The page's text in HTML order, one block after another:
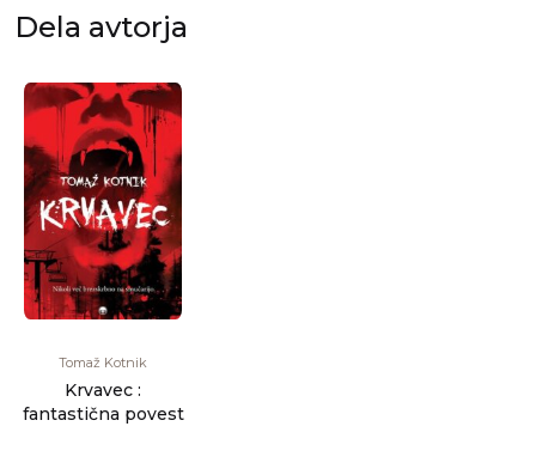
Dela avtorja
Tomaž Kotnik
Krvavec :
fantastična povest